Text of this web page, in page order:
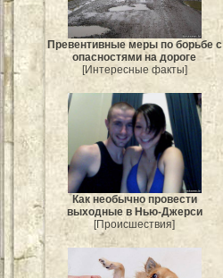
Превентивные меры по борьбе с
опасностями на дороге
[Интересные факты]
Как необычно провести
выходные в Нью-Джерси
[Происшествия]